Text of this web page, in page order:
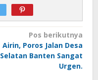
Pos berikutnya
Airin, Poros Jalan Desa
Selatan Banten Sangat
Urgen.